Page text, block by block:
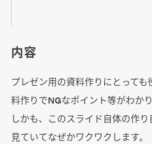
内容
プレゼン用の資料作りにとって
料作りでNGなポイント等がわか
しかも、このスライド自体の作り
見ていてなぜかワクワクします。